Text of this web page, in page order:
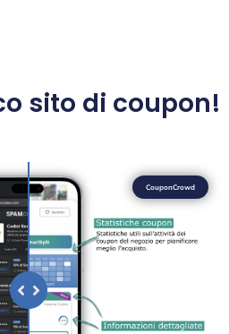
sito di coupon!
CouponCrowd